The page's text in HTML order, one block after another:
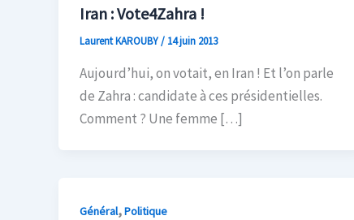
Iran : Vote4Zahra !
Laurent KAROUBY/ 14 juin 2013
Aujourd’hui, on votait, en Iran ! Et l’on parle
de Zahra : candidate à ces présidentielles.
Comment ? Une femme […]
Général,Politique